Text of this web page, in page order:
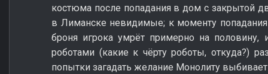
костюма после попадания в дом с закрытой
в Лиманске невидимые; к моменту
броня игрока умрёт примерно на половину,
роботами (какие к чёрту роботы, откуда?)
попытки загадать желание Монолиту